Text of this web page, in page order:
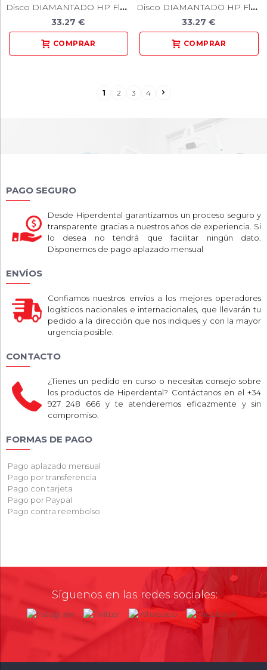
Disco DIAMANTADO HP Flex / Unidad
33.27 €
Disco DIAMANTADO HP Flex / Unidad
33.27 €
1 2 3 4
PAGO SEGURO
Desde Hiperdental garantizamos un proceso seguro y
transparente gracias a nuestros años de experiencia. Si
lo desea no tendrá que facilitar ningún dato.
Disponemos de pago aplazado mensual
ENVÍOS
Confiamos nuestros envíos a los mejores operadores
logísticos nacionales e internacionales, que llevarán tu
pedido a la dirección que nos indiques y con la mayor
urgencia posible.
CONTACTO
¿Tienes un pedido en curso o necesitas consejo sobre
los productos de Hiperdental? Contáctanos en el +34
927 248 666 y te atenderemos eficazmente y sin
compromiso.
FORMAS DE PAGO
Pago aplazado mensual
Pago por transferencia
Pago con tarjeta
Pago por Paypal
Pago contra reembolso
Síguenos en las redes sociales: